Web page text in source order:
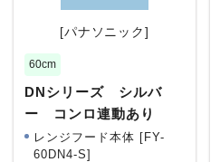
[パナソニック]
60cm
DNシリーズ シルバ
ー コンロ連動あり
レンジフード本体 [FY-
60DN4-S]